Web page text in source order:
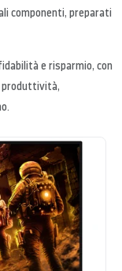
componenti, preparati
e risparmio, con
produttività,